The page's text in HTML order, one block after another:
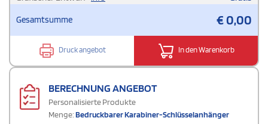
Gesamtsumme €0,00
Druck angebot In den Warenkorb
BERECHNUNG ANGEBOT
Personalisierte Produkte
Menge:Bedruckbarer Karabiner-Schlüsselanhänger